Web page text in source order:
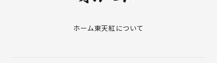
ホーム東天紅について